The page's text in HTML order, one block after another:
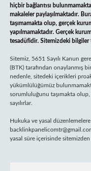
hiçbir bağlantısı
makaleler paylaşılmaktadır.
taşımamakta olup, gerçek
yapılmamaktadır. Gerçek
tesadüfidir. Sitemizdeki bilgiler
Sitemiz, 5651 Sayılı Kanun
(BTK) tarafından onaylanmış
nedenle, sitedeki içerikleri
yükümlülüğümüz
sorumluluğunu taşımakta
sayılırlar.
Hukuka ve yasal
yasal süre içerisinde sitemizden